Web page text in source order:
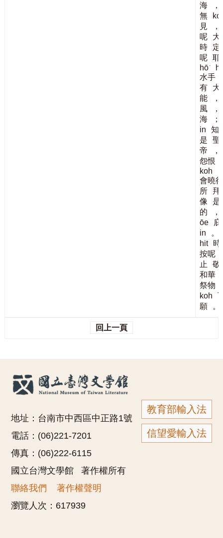
海
，
無
見
，
呢
大
時
定
呢 耶
hō͘
水手
有
大
能
，
風
，
海
；
in
知
是
聖
帝
，
怨恨
koh
會曉得
所
拜
像
是
的
，
ōe
in
。
hit
時
按呢
止
敬
和華
祭物
koh
願
。
回上一頁
教育部輸入法
信望愛輸入法
地址：台南市中西區中正路1號
電話：(06)221-7201
傳真：(06)222-6115
國立台灣文學館 著作權所有
聯絡我們
著作權聲明
瀏覽人次： 617939